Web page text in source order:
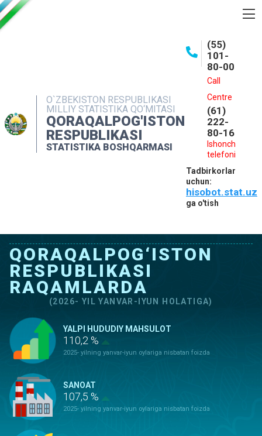
O`ZBEKISTON RESPUBLIKASI
MILLIY STATISTIKA QO‘MITASI
QORAQALPOG'ISTON
RESPUBLIKASI
STATISTIKA BOSHQARMASI
(55)
101-
80-00
Call
Centre
(61)
222-
80-16
Ishonch
telefoni
Tadbirkorlar
uchun:
hisobot.stat.uz
ga o'tish
INTERAKTIV XIZMATLAR
MATBUOT XIZMATI
MUROJAATLAR
QORAQALPOG‘ISTON
RESPUBLIKASI
RAQAMLARDA
(2026- YIL YANVAR-IYUN HOLATIGA)
YALPI HUDUDIY MAHSULOT
110,2 %
2025- yilning yanvar-iyun oylariga nisbatan foizda
SANOAT
107,5 %
2025- yilning yanvar-iyun oylariga nisbatan foizda